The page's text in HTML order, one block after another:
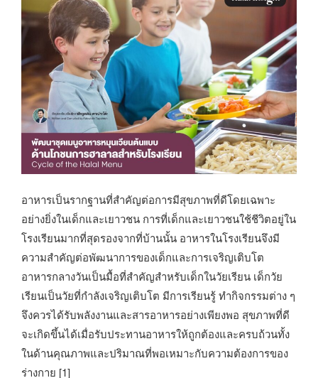
อาหารเป็นรากฐานที่สำคัญต่อการมีสุขภาพที่ดีโดยเฉพาะ
อย่างยิ่งในเด็กและเยาวชน การที่เด็กและเยาวชนใช้ชีวิตอยู่ใน
โรงเรียนมากที่สุดรองจากที่บ้านนั้น อาหารในโรงเรียนจึงมี
ความสำคัญต่อพัฒนาการของเด็กและการเจริญเติบโต
อาหารกลางวันเป็นมื้อที่สำคัญสำหรับเด็กในวัยเรียน เด็กวัย
เรียนเป็นวัยที่กำลังเจริญเติบโต มีการเรียนรู้ ทำกิจกรรมต่าง ๆ
จึงควรได้รับพลังงานและสารอาหารอย่างเพียงพอ สุขภาพที่ดี
จะเกิดขึ้นได้เมื่อรับประทานอาหารให้ถูกต้องและครบถ้วนทั้ง
ในด้านคุณภาพและปริมาณที่พอเหมาะกับความต้องการของ
ร่างกาย [1]